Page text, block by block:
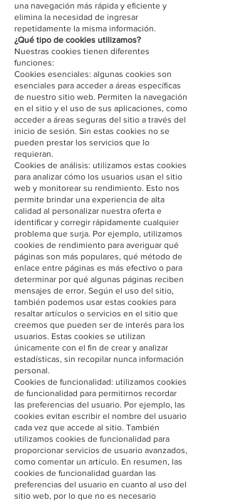
una navegación más rápida y eficiente y
elimina la necesidad de ingresar
repetidamente la misma información.
¿Qué tipo de cookies utilizamos?
Nuestras cookies tienen diferentes
funciones:
Cookies esenciales: algunas cookies son
esenciales para acceder a áreas específicas
de nuestro sitio web. Permiten la navegación
en el sitio y el uso de sus aplicaciones, como
acceder a áreas seguras del sitio a través del
inicio de sesión. Sin estas cookies no se
pueden prestar los servicios que lo
requieran.
Cookies de análisis: utilizamos estas cookies
para analizar cómo los usuarios usan el sitio
web y monitorear su rendimiento. Esto nos
permite brindar una experiencia de alta
calidad al personalizar nuestra oferta e
identificar y corregir rápidamente cualquier
problema que surja. Por ejemplo, utilizamos
cookies de rendimiento para averiguar qué
páginas son más populares, qué método de
enlace entre páginas es más efectivo o para
determinar por qué algunas páginas reciben
mensajes de error. Según el uso del sitio,
también podemos usar estas cookies para
resaltar artículos o servicios en el sitio que
creemos que pueden ser de interés para los
usuarios. Estas cookies se utilizan
únicamente con el fin de crear y analizar
estadísticas, sin recopilar nunca información
personal.
Cookies de funcionalidad: utilizamos cookies
de funcionalidad para permitirnos recordar
las preferencias del usuario. Por ejemplo, las
cookies evitan escribir el nombre del usuario
cada vez que accede al sitio. También
utilizamos cookies de funcionalidad para
proporcionar servicios de usuario avanzados,
como comentar un artículo. En resumen, las
cookies de funcionalidad guardan las
preferencias del usuario en cuanto al uso del
sitio web, por lo que no es necesario